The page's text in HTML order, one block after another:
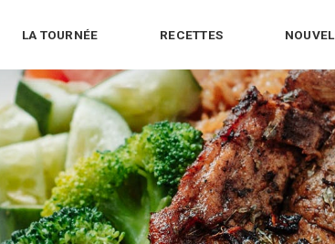
LA TOURNÉE RECETTES